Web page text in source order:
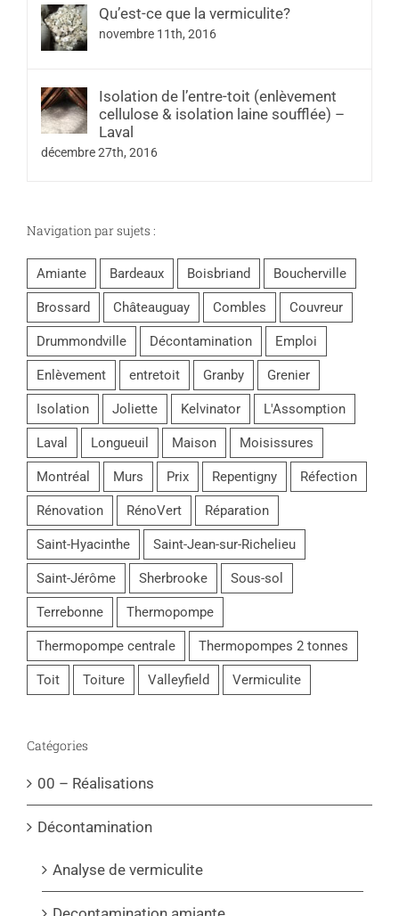
Qu’est-ce que la vermiculite?
novembre 11th, 2016
Isolation de l’entre-toit (enlèvement
cellulose & isolation laine soufflée) –
Laval
décembre 27th, 2016
Navigation par sujets :
Amiante Bardeaux Boisbriand Boucherville
Brossard Châteauguay Combles Couvreur
Drummondville Décontamination Emploi
Enlèvement entretoit Granby Grenier
Isolation Joliette Kelvinator L'Assomption
Laval Longueuil Maison Moisissures
Montréal Murs Prix Repentigny Réfection
Rénovation RénoVert Réparation
Saint-Hyacinthe Saint-Jean-sur-Richelieu
Saint-Jérôme Sherbrooke Sous-sol
Terrebonne Thermopompe
Thermopompe centrale Thermopompes 2 tonnes
Toit Toiture Valleyfield Vermiculite
Catégories
00 – Réalisations
Décontamination
Analyse de vermiculite